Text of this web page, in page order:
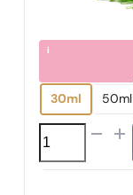
i
7.05
30ml 50ml
množstvo
N°
123